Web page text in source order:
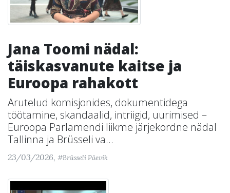
Jana Toomi nädal:
täiskasvanute kaitse ja
Euroopa rahakott
Arutelud komisjonides, dokumentidega
töötamine, skandaalid, intriigid, uurimised –
Euroopa Parlamendi liikme järjekordne nädal
Tallinna ja Brüsseli va...
23/03/2026, #Brüsseli Päevik